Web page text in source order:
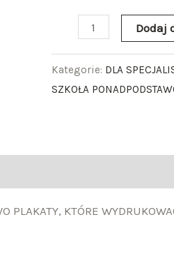
Dodaj
Kategorie: DLA
SZKOŁA
PLAKATY, KTÓRE